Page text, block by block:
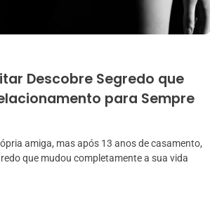
Descobre Segredo que
para Sempre
amiga, mas após 13 anos de casamento,
que mudou completamente a sua vida